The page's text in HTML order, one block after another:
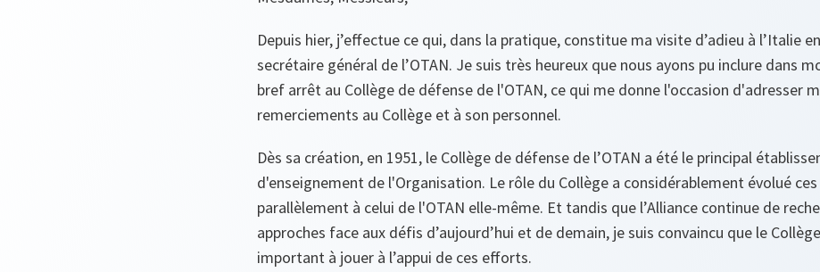
Depuis hier, j’effectue ce qui, dans la pratique, constitue ma visite d’adieu à l’Italie
secrétaire général de l’OTAN. Je suis très heureux que nous ayons pu inclure dans
bref arrêt au Collège de défense de l'OTAN, ce qui me donne l'occasion d'adresser
remerciements au Collège et à son personnel.
Dès sa création, en 1951, le Collège de défense de l’OTAN a été le principal
d'enseignement de l'Organisation. Le rôle du Collège a considérablement évolué
parallèlement à celui de l'OTAN elle‑même. Et tandis que l’Alliance continue de
approches face aux défis d’aujourd’hui et de demain, je suis convaincu que le
important à jouer à l’appui de ces efforts.